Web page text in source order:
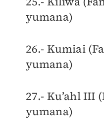
yumana)
26.- Kumiai
yumana)
27.- Ku’ahl III
yumana)